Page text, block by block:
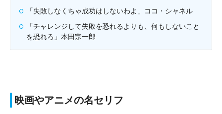
「失敗しなくちゃ成功はしないわよ」ココ・シャネル
「チャレンジして失敗を恐れるよりも、何もしないこと
を恐れろ」本田宗一郎
映画やアニメの名セリフ